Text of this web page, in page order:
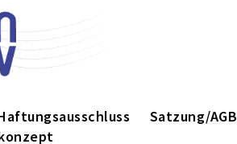
Satzung/AGB